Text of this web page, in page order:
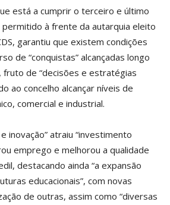
está a cumprir o terceiro e último
à frente da autarquia eleito
garantiu que existem condições
de “conquistas” alcançadas longo
fruto de “decisões e estratégias
ao concelho alcançar níveis de
comercial e industrial.
inovação” atraiu “investimento
emprego e melhorou a qualidade
destacando ainda “a expansão
educacionais”, com novas
de outras, assim como “diversas